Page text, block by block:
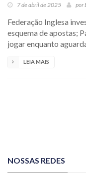
7 de abril de 2025 por
Federação Inglesa
esquema de apostas;
jogar enquanto
LEIA MAIS
NOSSAS REDES